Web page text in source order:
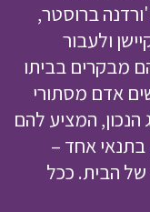
ברוסטר,
ולעבור
מבקרים בביתו
אדם מסתורי
הנכון, המציע להם
אחד –
הבית. ככל